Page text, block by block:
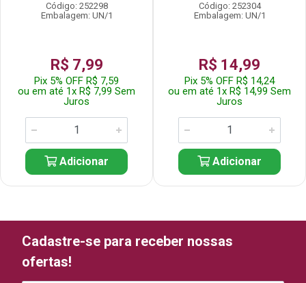
Código: 252298
Embalagem: UN/1
R$ 7,99
Pix 5% OFF R$ 7,59
ou em até 1x R$ 7,99 Sem
Juros
Adicionar
Código: 252304
Embalagem: UN/1
R$ 14,99
Pix 5% OFF R$ 14,24
ou em até 1x R$ 14,99 Sem
Juros
Adicionar
Cadastre-se para receber nossas
ofertas!